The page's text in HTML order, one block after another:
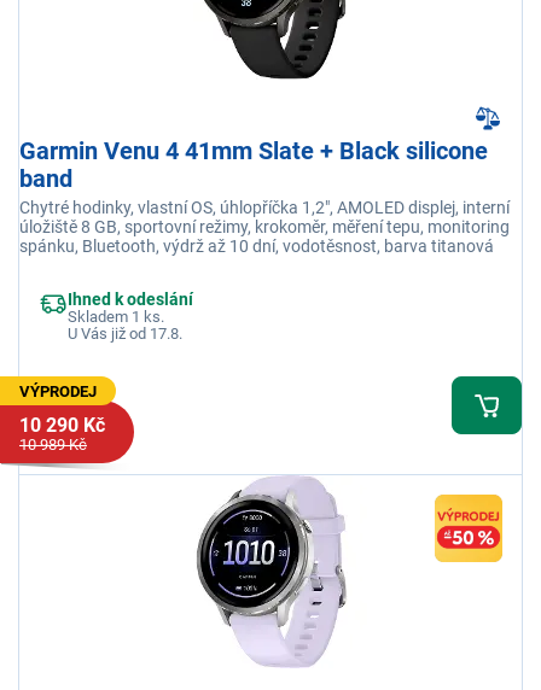
Garmin Venu 4 41mm Slate + Black silicone
band
Chytré hodinky, vlastní OS, úhlopříčka 1,2", AMOLED displej, interní
úložiště 8 GB, sportovní režimy, krokoměr, měření tepu, monitoring
spánku, Bluetooth, výdrž až 10 dní, vodotěsnost, barva titanová
Ihned k odeslání
Skladem 1 ks.
U Vás již od 17.8.
VÝPRODEJ
10 290 Kč
10 989 Kč